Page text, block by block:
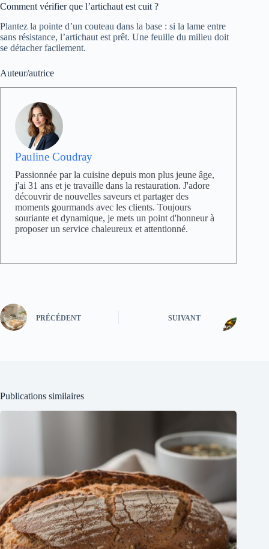
Comment vérifier que l’artichaut est cuit ?
Plantez la pointe d’un couteau dans la base : si la lame entre
sans résistance, l’artichaut est prêt. Une feuille du milieu doit
se détacher facilement.
Auteur/autrice
Pauline Coudray
Passionnée par la cuisine depuis mon plus jeune âge,
j'ai 31 ans et je travaille dans la restauration. J'adore
découvrir de nouvelles saveurs et partager des
moments gourmands avec les clients. Toujours
souriante et dynamique, je mets un point d'honneur à
proposer un service chaleureux et attentionné.
PRÉCÉDENT SUIVANT
Publications similaires